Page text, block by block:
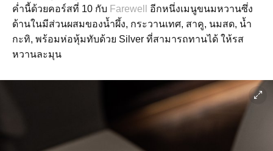
ค่ำนี้ด้วยคอร์สที่ 10 กับ Farewell
อีกหนึ่งเมนูขนมหวานซึ่ง
ด้านในมีส่วนผสมของน้ำผึ้ง, กระวานเทศ, สาคู, นมสด, น้ำ
กะทิ, พร้อมห่อหุ้มทับด้วย Silver ที่สามารถทานได้ ให้รส
หวานละมุน